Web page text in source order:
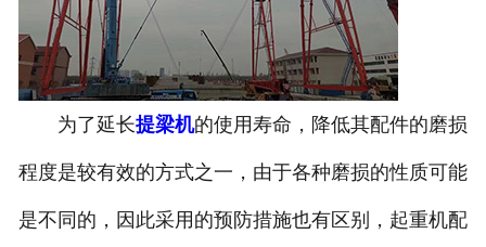
为了延长提梁机的使用寿命，降低其配件的磨损
程度是较有效的方式之一，由于各种磨损的性质可能
是不同的，因此采用的预防措施也有区别，起重机配